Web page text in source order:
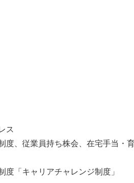
ス
度、従業員持ち株会、在宅手当・
「キャリアチャレンジ制度」